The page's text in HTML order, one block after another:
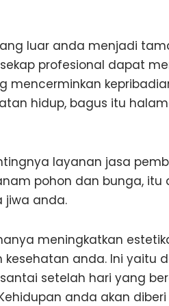
luar anda menjadi
profesional dapat
mencerminkan
hidup, bagus itu
layanan jasa
pohon dan bunga,
jiwa anda.
meningkatkan
anda. Ini yaitu
setelah hari yang
anda akan